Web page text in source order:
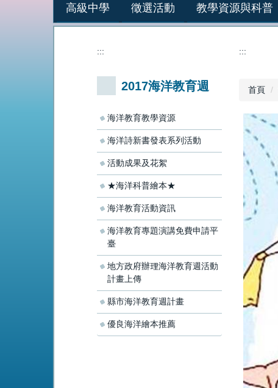
高級中學 徵選活動 教學資源與科普
:::
2017海洋教育週
海洋教育教學資源
海洋詩新書發表系列活動
活動成果及花絮
★海洋科普繪本★
海洋教育活動資訊
海洋教育專題演講免費申請平
臺
地方政府辦理海洋教育週活動
計畫上傳
縣市海洋教育週計畫
優良海洋繪本推薦
:::
首頁